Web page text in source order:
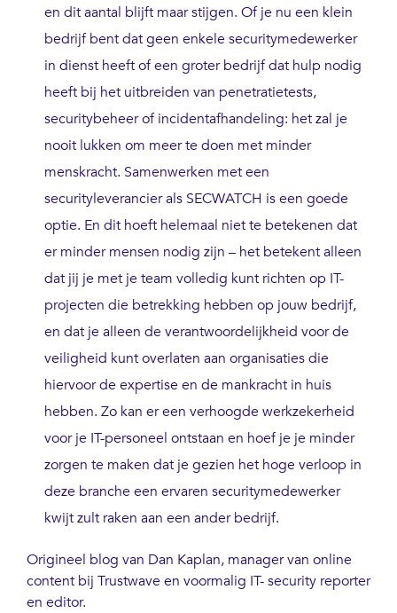
en dit aantal blijft maar stijgen. Of je nu een klein
bedrijf bent dat geen enkele securitymedewerker
in dienst heeft of een groter bedrijf dat hulp nodig
heeft bij het uitbreiden van penetratietests,
securitybeheer of incidentafhandeling: het zal je
nooit lukken om meer te doen met minder
menskracht. Samenwerken met een
securityleverancier als SECWATCH is een goede
optie. En dit hoeft helemaal niet te betekenen dat
er minder mensen nodig zijn – het betekent alleen
dat jij je met je team volledig kunt richten op IT-
projecten die betrekking hebben op jouw bedrijf,
en dat je alleen de verantwoordelijkheid voor de
veiligheid kunt overlaten aan organisaties die
hiervoor de expertise en de mankracht in huis
hebben. Zo kan er een verhoogde werkzekerheid
voor je IT-personeel ontstaan en hoef je je minder
zorgen te maken dat je gezien het hoge verloop in
deze branche een ervaren securitymedewerker
kwijt zult raken aan een ander bedrijf.
Origineel blog van Dan Kaplan, manager van online
content bij Trustwave en voormalig IT- security reporter
en editor.